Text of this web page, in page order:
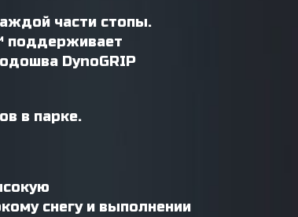
части стопы.
поддерживает
DynoGRIP
в парке.
снегу и выполнении